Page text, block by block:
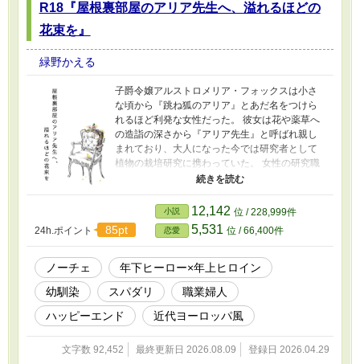
R18『屋根裏部屋のアリア先生へ、溢れるほどの
花束を』
緑野かえる
子爵令嬢アルストロメリア・フォックスは小さ
な頃から『跳ね狐のアリア』とあだ名をつけら
れるほど利発な女性だった。 彼女は花や薬草へ
の造詣の深さから『アリア先生』と呼ばれ親し
まれており、大人になった今では研究者として
植物の栽培研究に携わっていた。 女性の研究職
と言う立場はまだ珍しかったが彼女は一つの強
い思いを抱いて日々、過ごしていたのだが
――。 一方、アリアと同郷で幼馴染の男爵令息
モルガン・ブルトンは王都の目抜き通りに店を
出すほどの立派な貿易商になっていた。 アリア
より三つ年下のモルガンは偶然にも故郷での夜
会の席で暫く会っていなかった彼女を見つける
がその変わり果てた姿に胸を痛めてしまう。
(R18シーンには※マーク) (ムーンライトノベル
ズにも投稿)
24h.ポイント 85pt
小説 12,142 位 / 228,999件
恋愛 5,531 位 / 66,400件
ノーチェ
年下ヒーロー×年上ヒロイン
幼馴染
スパダリ
職業婦人
ハッピーエンド
近代ヨーロッパ風
文字数 92,452 最終更新日 2026.08.09 登録日 2026.04.29